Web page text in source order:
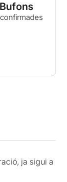
ja sigui a